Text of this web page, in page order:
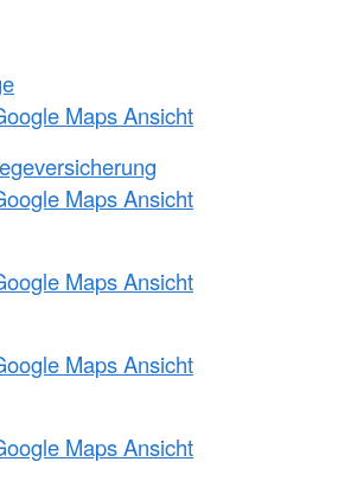
Maps Ansicht
Maps Ansicht
Maps Ansicht
Maps Ansicht
Maps Ansicht